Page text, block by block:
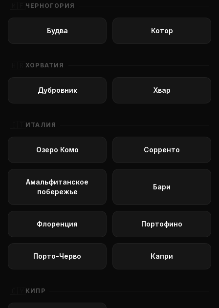
ЧЕРНОГОРИЯ
Будва Котор
ХОРВАТИЯ
Дубровник Хвар
ИТАЛИЯ
Озеро Комо Сорренто
Амальфитанское
побережье
Бари
Флоренция Портофино
Порто-Черво Капри
КИПР